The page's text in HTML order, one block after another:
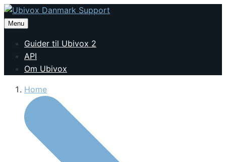
Menu
Guider til Ubivox 2
API
Om Ubivox
Home